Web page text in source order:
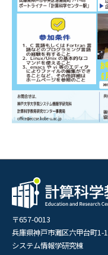
〒657-0013
兵庫県神戸市灘区六甲台町1-1
システム情報学研究棟